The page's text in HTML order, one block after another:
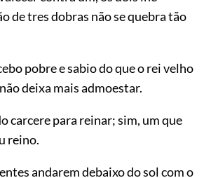
de tres dobras não se quebra tão
pobre e sabio do que o rei velho
deixa mais admoestar.
carcere para reinar; sim, um que
reino.
andarem debaixo do sol com o